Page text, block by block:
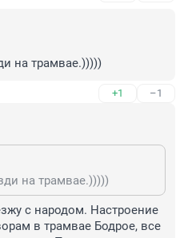
на трамвае.)))))
+1 –1
на трамвае.)))))
с народом. Настроение
в трамвае Бодрое, все